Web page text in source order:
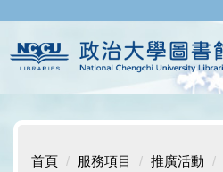
主
要
區
首頁 服務項目 推廣活動